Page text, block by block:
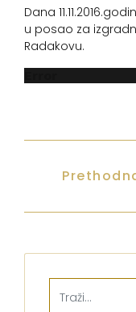
Dana
u posao za
Radakovu.